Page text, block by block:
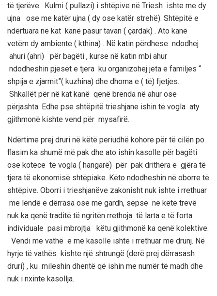
të tjerëve. Kulmi ( pullazi) i shtëpive në Triesh ishte me dy
ujna ose me katër ujna ( dy ose katër strehë). Shtëpitë e
ndërtuara në kat kanë pasur tavan ( çardak) . Ato kanë
vetëm dy ambiente ( kthina) . Në katin përdhese ndodhej
ahuri (ahri) për bagëti , kurse në katin mbi ahur
ndodheshin pjesët e tjera ku organizohej jeta e familjes “
shpija e zjarmit”( kuzhina) dhe dhoma e ( të) fjetjes.
Shkallët për në kat kanë qenë brenda në ahur ose
përjashta. Edhe pse shtëpitë trieshjane ishin të vogla aty
gjithmonë kishte vend për mysafirë.
Ndërtime prej druri në këtë periudhë kohore për të cilën po
flasim ka shumë më pak dhe ato ishin kasolle për bagëti
ose kotece të vogla ( hangarë) për pak drithëra e gjëra të
tjera të ekonomisë shtëpiake. Këto ndodheshin në oborre të
shtëpive. Oborri i trieshjanëve zakonisht nuk ishte i rrethuar
me lëndë e dërrasa ose me gardh, sepse në këtë trevë
nuk ka qenë traditë të ngritën rrethoja të larta e të forta
individuale pasi mbrojtja këtu gjithmonë ka qenë kolektive.
Vendi me vathë e me kasolle ishte i rrethuar me drunj. Në
hyrje të vathës kishte një shtrungë (derë prej dërrasash
druri) , ku mileshin dhentë që ishin me numër të madh dhe
nuk i nxinte kasollja.